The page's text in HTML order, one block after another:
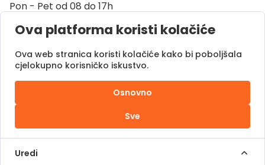
Pon - Pet od 08 do 17h
Sub od 10 do 17h
Nedjelja - neradni dan
Donacije putem
Powered by
Ova platforma koristi kolačiće
Ova web stranica koristi kolačiće kako bi poboljšala
cjelokupno korisničko iskustvo.
Osnovno
Sve
Uredi